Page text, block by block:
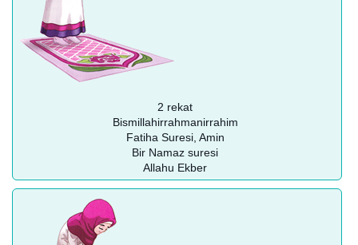
2 rekat
Bismillahirrahmanirrahim
Fatiha Suresi, Amin
Bir Namaz suresi
Allahu Ekber